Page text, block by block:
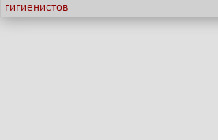
гигиенистов